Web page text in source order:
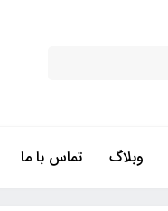
وبلاگ تماس با ما